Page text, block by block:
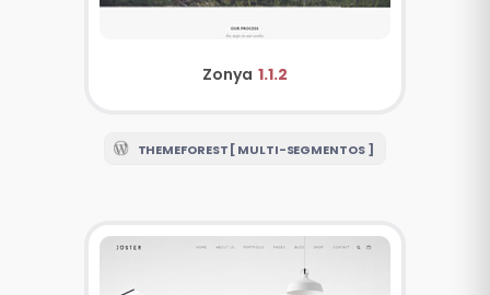
Zonya 1.1.2
THEMEFOREST [ MULTI-SEGMENTOS ]